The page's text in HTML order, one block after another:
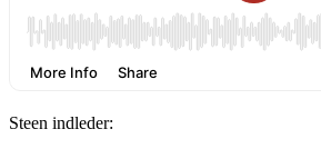
Steen indleder: